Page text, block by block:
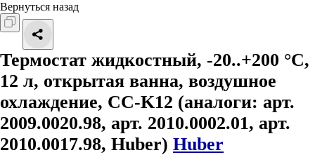
Вернуться назад
Термостат жидкостный, -20..+200 °С,
12 л, открытая ванна, воздушное
охлаждение, CC-K12 (аналоги: арт.
2009.0020.98, арт. 2010.0002.01, арт.
2010.0017.98, Huber) Huber